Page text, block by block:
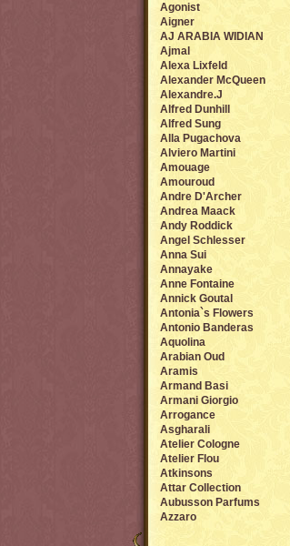
Agonist
Aigner
AJ ARABIA WIDIAN
Ajmal
Alexa Lixfeld
Alexander McQueen
Alexandre.J
Alfred Dunhill
Alfred Sung
Alla Pugachova
Alviero Martini
Amouage
Amouroud
Andre D'Archer
Andrea Maack
Andy Roddick
Angel Sсhlesser
Anna Sui
Annayake
Anne Fontaine
Annick Goutal
Antonia`s Flowers
Antonio Banderas
Aquolina
Arabian Oud
Aramis
Armand Basi
Armani Giorgio
Arrogance
Asgharali
Atelier Cologne
Atelier Flou
Atkinsons
Attar Collection
Aubusson Parfums
Azzaro